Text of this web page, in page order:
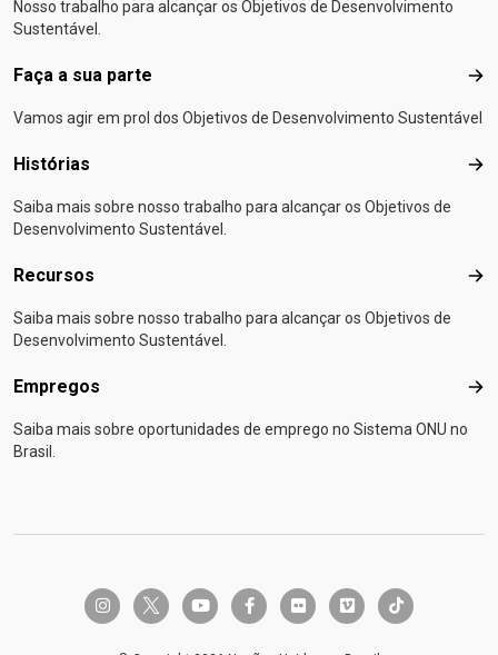
Nosso trabalho para alcançar os Objetivos de Desenvolvimento
Sustentável.
Faça a sua parte
Vamos agir em prol dos Objetivos de Desenvolvimento Sustentável
Histórias
Saiba mais sobre nosso trabalho para alcançar os Objetivos de
Desenvolvimento Sustentável.
Recursos
Saiba mais sobre nosso trabalho para alcançar os Objetivos de
Desenvolvimento Sustentável.
Empregos
Saiba mais sobre oportunidades de emprego no Sistema ONU no
Brasil.
instagramtwitter-x youtube facebook-fflickr vimeo tiktok